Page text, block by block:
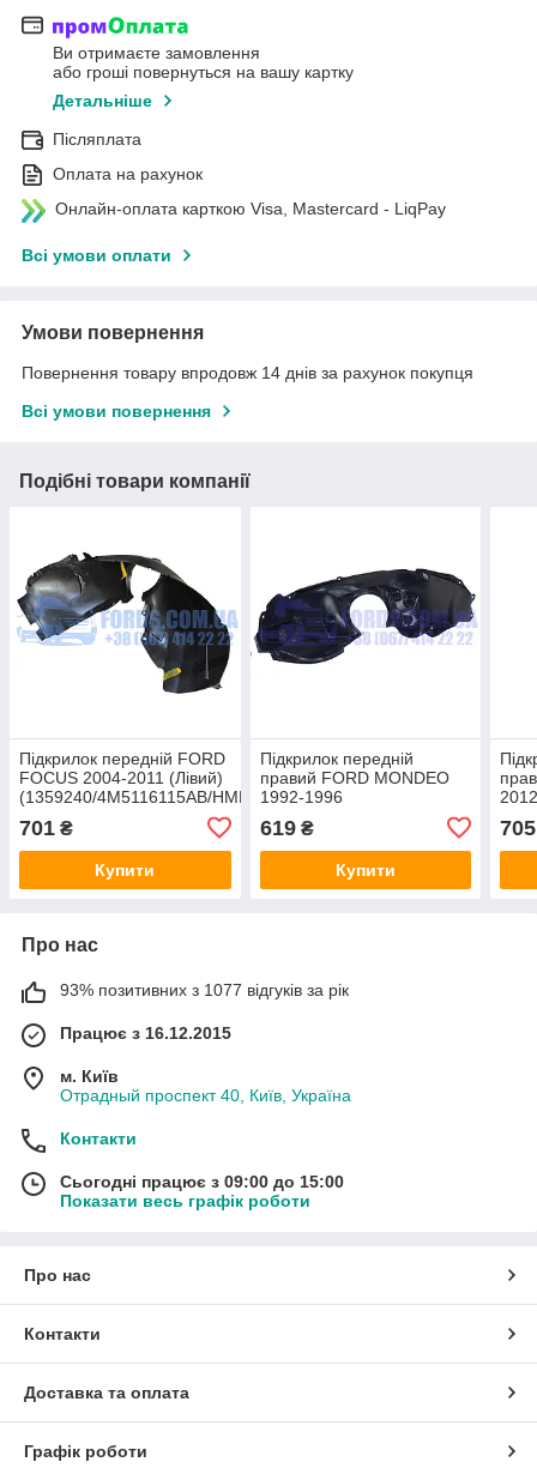
Ви отримаєте замовлення
або гроші повернуться на вашу картку
Детальніше
Післяплата
Оплата на рахунок
Онлайн-оплата карткою Visa, Mastercard - LiqPay
Всі умови оплати
Умови повернення
Повернення товару впродовж 14 днів за рахунок покупця
Всі умови повернення
Подібні товари компанії
Підкрилок передній FORD
FOCUS 2004-2011 (Лівий)
(1359240/4M5116115AB/HMP4M5116115AB)
701 ₴
Купити
Підкрилок передній
правий FORD MONDEO
1992-1996
(1092705/96BG16114AF/BP1013-
R) DP GROUP
619₴
Купити
705
Про нас
93% позитивних з 1077 відгуків за рік
Працює з 16.12.2015
м. Київ
Отрадный проспект 40, Київ, Україна
Контакти
Сьогодні працює з 09:00 до 15:00
Показати весь графік роботи
Про нас
Контакти
Доставка та оплата
Графік роботи